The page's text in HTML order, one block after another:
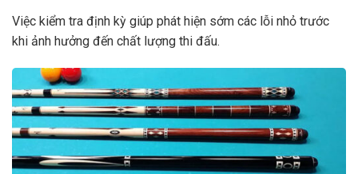
Việc kiểm tra định kỳ giúp phát hiện sớm các lỗi nhỏ trước
khi ảnh hưởng đến chất lượng thi đấu.